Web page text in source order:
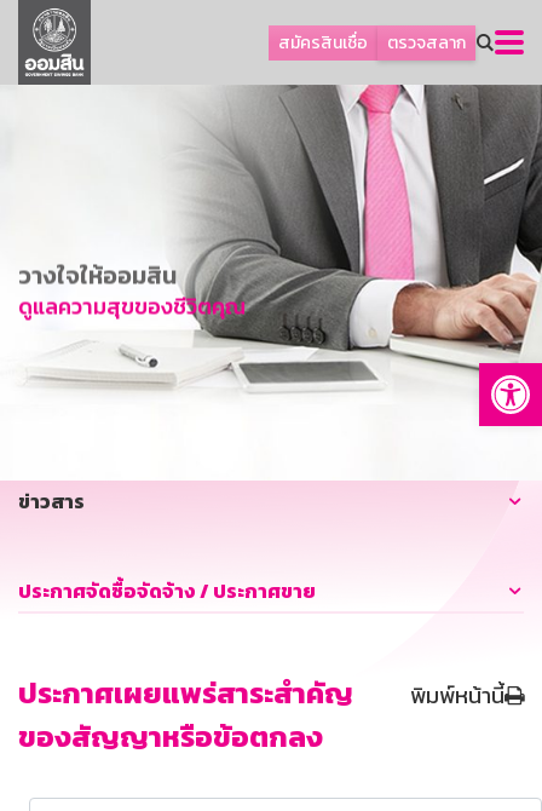
สมัครสินเชื่อ ตรวจสลาก
ลูกค้าธุรกิจ
ลูกค้าผู้ประกอบรายย่อย
การพัฒนาที่ยั่งยืน
ข่าวสาร
บริการทางการเงิน
อื่นๆ
วางใจให้ออมสิน
ดูแลความสุขของชีวิตคุณ
ข่าวสาร
ประกาศจัดซื้อจัดจ้าง / ประกาศขาย
ประกาศเผยแพร่สาระสำคัญ
ของสัญญาหรือข้อตกลง
พิมพ์หน้านี้